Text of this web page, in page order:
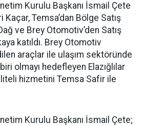
Kurulu Başkanı İsmail Çete
Temsa’dan Bölge Satış
ve Brey Otomotiv’den Satış
katıldı. Brey Otomotiv
araçlar ile ulaşım sektöründe
olmayı hedefleyen Elazığlılar
hizmetini Temsa Safir ile
Kurulu Başkanı İsmail Çete;